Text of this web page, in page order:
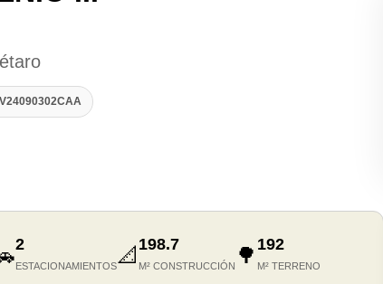
2
ESTACIONAMIENTOS📐 198.7
M² CONSTRUCCIÓN 🌳 192
M² TERRENO